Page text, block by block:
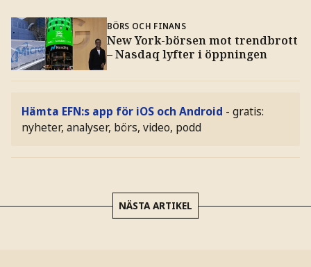
BÖRS OCH FINANS
New York-börsen mot trendbrott
– Nasdaq lyfter i öppningen
Hämta EFN:s app för iOS och Android - gratis:
nyheter, analyser, börs, video, podd
NÄSTA ARTIKEL